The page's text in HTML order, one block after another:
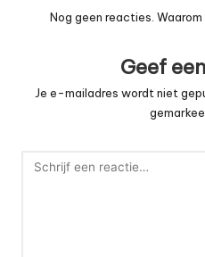
Nog geen reacties.
Geef
Je e-mailadres wordt niet